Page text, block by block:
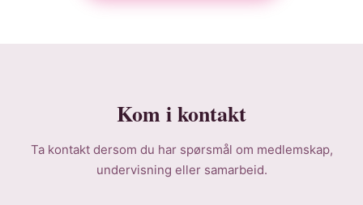
Kom i kontakt
Ta kontakt dersom du har spørsmål om medlemskap,
undervisning eller samarbeid.